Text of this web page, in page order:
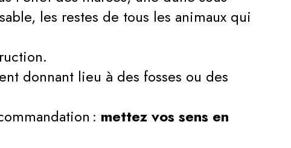
les restes de tous les animaux qui
donnant lieu à des fosses ou des
: mettez vos sens en